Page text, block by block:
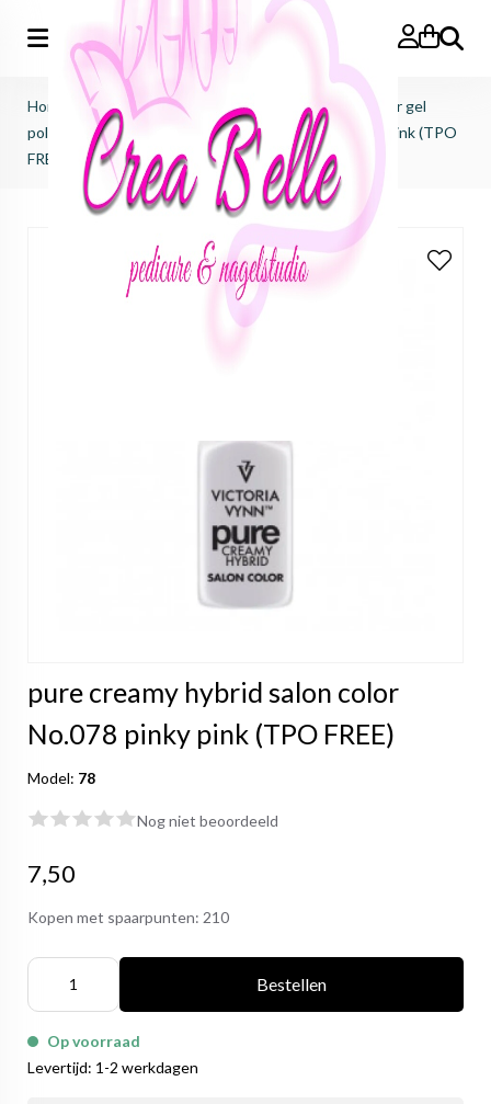
Zoeken
Home Victoria Vynn>
Pure creamy hybrid salon color gel
polish
pure creamy hybrid salon color No.078 pinky pink (TPO
FREE)
pure creamy hybrid salon color
No.078 pinky pink (TPO FREE)
Model: 78
Nog niet beoordeeld
7,50
Kopen met spaarpunten: 210
Bestellen
Op voorraad
Levertijd: 1-2 werkdagen